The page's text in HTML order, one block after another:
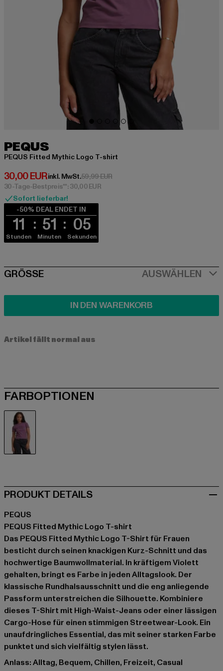
PEQUS
PEQUS Fitted Mythic Logo T-shirt
30,00 EUR
Derzeitiger Preis: 30,00 EUR
inkl. MwSt.59,99 EURAktionspreis: 59,99 EUR
30-Tage-Bestpreis**: 30,00 EUR
Sofort lieferbar!
-50% DEAL ENDET IN
11
Stunden
51
Minuten
05
Sekunden
SIZE
GRÖSSE AUSWÄHLEN
IN DEN WARENKORB
Artikel fällt normal aus
FARBOPTIONEN
PRODUKT DETAILS
PEQUS
PEQUS Fitted Mythic Logo T-shirt
Das PEQUS Fitted Mythic Logo T-Shirt für Frauen
besticht durch seinen knackigen Kurz-Schnitt und das
hochwertige Baumwollmaterial. In kräftigem Violett
gehalten, bringt es Farbe in jeden Alltagslook. Der
klassische Rundhalsausschnitt und die eng anliegende
Passform unterstreichen die Silhouette. Kombiniere
dieses T-Shirt mit High-Waist-Jeans oder einer lässigen
Cargo-Hose für einen stimmigen Streetwear-Look. Ein
unaufdringliches Essential, das mit seiner starken Farbe
punktet und sich vielfältig stylen lässt.
Anlass: Alltag, Bequem, Chillen, Freizeit, Casual